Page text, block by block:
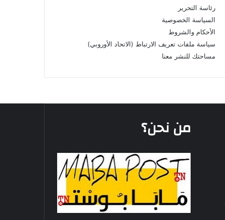
رئاسة التحرير
السياسة الخصوصية
الأحكام والشروط
سياسة ملفات تعريف الارتباط (الاتحاد الأوروبي)
مساحتك للنشر معنا
من نحن؟